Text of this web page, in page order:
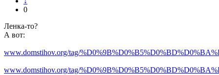
0
Ленка-то?
А вот:
www.domstihov.org/tag/
www.domstihov.org/tag/